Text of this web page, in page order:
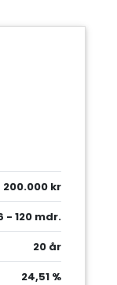
200.000 kr
- 120 mdr.
20 år
24,51 %